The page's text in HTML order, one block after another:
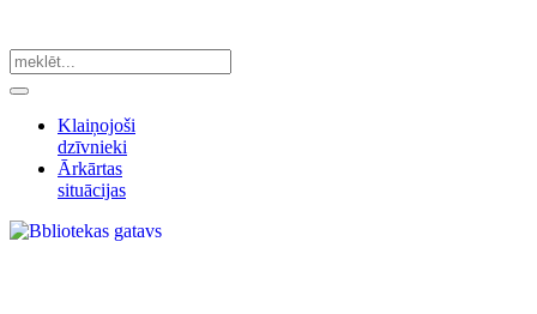
Klaiņojoši
dzīvnieki
Ārkārtas
situācijas